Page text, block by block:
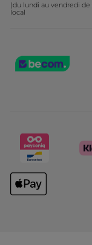
(du lundi au vendredi de
local